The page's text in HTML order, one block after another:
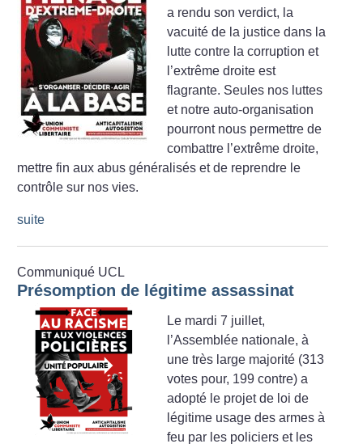
a rendu son verdict, la
vacuité de la justice dans la
lutte contre la corruption et
l’extrême droite est
flagrante. Seules nos luttes
et notre auto-organisation
pourront nous permettre de
combattre l’extrême droite,
mettre fin aux abus généralisés et de reprendre le
contrôle sur nos vies.
suite
Communiqué UCL
Présomption de légitime assassinat
Le mardi 7 juillet,
l’Assemblée nationale, à
une très large majorité (313
votes pour, 199 contre) a
adopté le projet de loi de
légitime usage des armes à
feu par les policiers et les